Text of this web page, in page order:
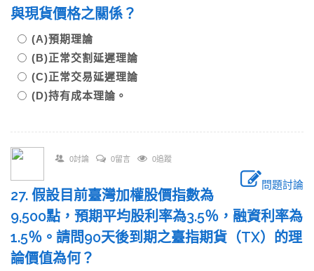
與現貨價格之關係？
(A)預期理論
(B)正常交割延遲理論
(C)正常交易延遲理論
(D)持有成本理論。
0討論 0留言 0追蹤
問題討論
27. 假設目前臺灣加權股價指數為
9,500點，預期平均股利率為3.5％，融資利率為
1.5％。請問90天後到期之臺指期貨（TX）的理
論價值為何？